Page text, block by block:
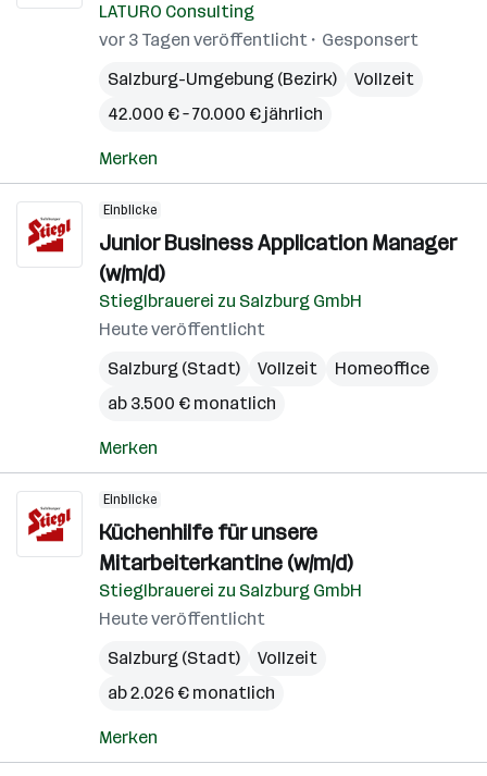
LATURO Consulting
vor 3 Tagen veröffentlicht
Gesponsert
Salzburg-Umgebung (Bezirk)
Vollzeit
42.000 € – 70.000 € jährlich
Merken
Einblicke
Junior Business Application Manager
(w/m/d)
Stieglbrauerei zu Salzburg GmbH
Heute veröffentlicht
Salzburg (Stadt)
Vollzeit
Homeoffice
ab 3.500 € monatlich
Merken
Einblicke
Küchenhilfe für unsere
Mitarbeiterkantine (w/m/d)
Stieglbrauerei zu Salzburg GmbH
Heute veröffentlicht
Salzburg (Stadt)
Vollzeit
ab 2.026 € monatlich
Merken